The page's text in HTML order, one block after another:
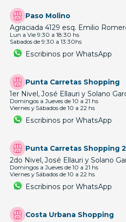
Paso Molino
Agraciada 4129 esq. Emilio
Lun a Vie 9:30 a 18:30 hs
Sabados de 9:30 a 13:30hs
Escribinos por WhatsApp
Punta Carretas Shopping
1er Nivel, José Ellauri y Solano
Domingos a Jueves de 10 a 21 hs
Viernes y Sábados de 10 a 22 hs
Escribinos por WhatsApp
Punta Carretas Shopping 2
2do Nivel, José Ellauri y Solano
Domingos a Jueves de 10 a 21 hs
Viernes y Sábados de 10 a 22 hs
Escribinos por WhatsApp
Costa Urbana Shopping